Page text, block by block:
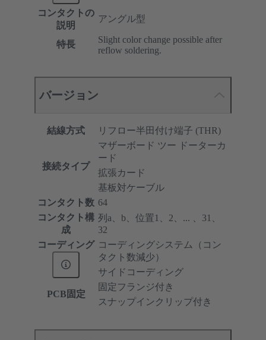
コンタクトの
説明
アングル型
特長
Slight color change possible after
reflow soldering.
バージョン
結線方式 リフロー半田付け端子 (THR)
接続タイプ
マザーボード ツー ドーターカ
ード
拡張カード
基板対ケーブル
コンタクト数 64
コンタクト構
成
列a、b、位置1、2、... 、31、
32
コーディング コーディングシステム（コン
タクト数減少）
サイドコーディング
PCB固定
固定フランジ付き
スナップインクリップ付き